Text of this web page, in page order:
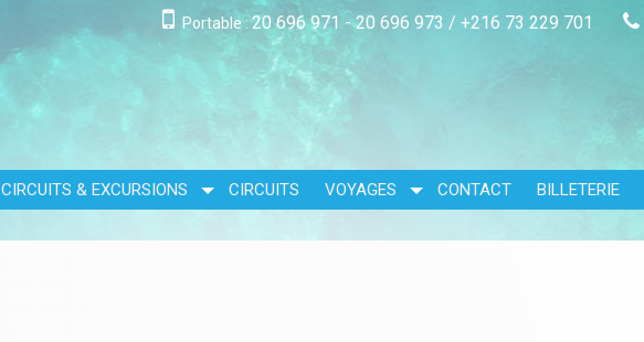
Portable :20 696 971 - 20 696 973 / +216 73 229 701
CIRCUITS & EXCURSIONS CIRCUITS VOYAGES CONTACT BILLETERIE